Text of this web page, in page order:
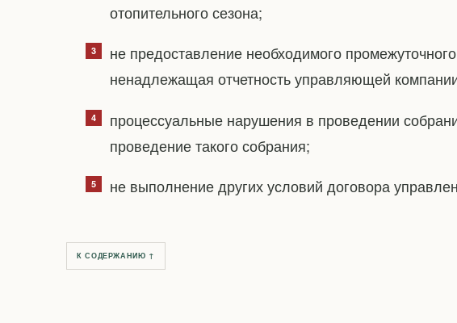
отопительного сезона;
не предоставление необходимого
ненадлежащая отчетность управляющей
процессуальные нарушения в проведении
проведение такого собрания;
не выполнение других условий договора
К СОДЕРЖАНИЮ ↑